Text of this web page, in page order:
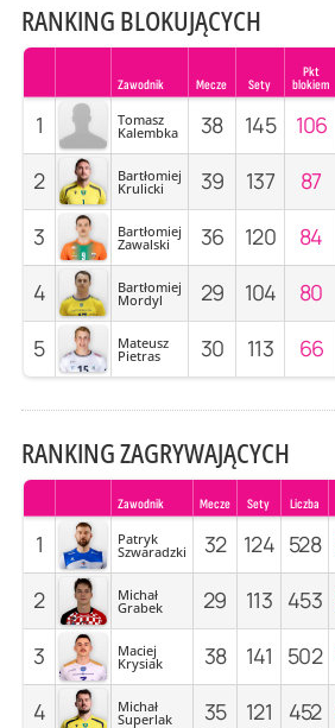
RANKING BLOKUJĄCYCH
Zawodnik Mecze Sety
Pkt
blokiem
1 Tomasz
Kalembka 38 145 106
2
Bartłomiej
Krulicki 39 137 87
3
Bartłomiej
Zawalski 36 120 84
4
Bartłomiej
Mordyl 29 104 80
5
Mateusz
Pietras 30 113 66
RANKING ZAGRYWAJĄCYCH
Zawodnik Mecze Sety Liczba
1 Patryk
Szwaradzki 32 124 528
2
Michał
Grabek 29 113 453
3
Maciej
Krysiak 38 141 502
4
Michał
Superlak 35 121 452